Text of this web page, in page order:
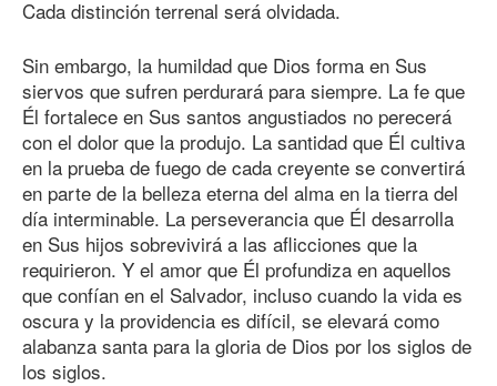
Cada distinción terrenal será olvidada.
Sin embargo, la humildad que Dios forma en Sus
siervos que sufren perdurará para siempre. La fe que
Él fortalece en Sus santos angustiados no perecerá
con el dolor que la produjo. La santidad que Él cultiva
en la prueba de fuego de cada creyente se convertirá
en parte de la belleza eterna del alma en la tierra del
día interminable. La perseverancia que Él desarrolla
en Sus hijos sobrevivirá a las aflicciones que la
requirieron. Y el amor que Él profundiza en aquellos
que confían en el Salvador, incluso cuando la vida es
oscura y la providencia es difícil, se elevará como
alabanza santa para la gloria de Dios por los siglos de
los siglos.